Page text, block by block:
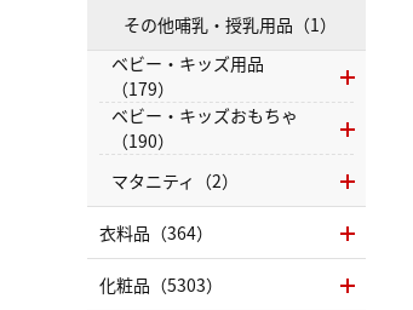
その他哺乳・授乳用品（1）
ベビー・キッズ用品
（179）
ベビー・キッズおもちゃ
（190）
マタニティ（2）
衣料品（364）
化粧品（5303）